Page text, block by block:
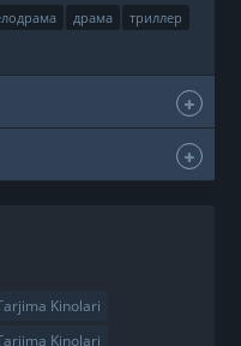
драма
триллер
Kinolari
Kinolari